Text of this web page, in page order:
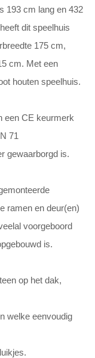
193 cm lang en 432
dit speelhuis
175 cm,
cm. Met een
houten speelhuis.
een CE keurmerk
71
gewaarborgd is.
ramen en deur(en)
voorgeboord
is.
op het dak,
welke eenvoudig